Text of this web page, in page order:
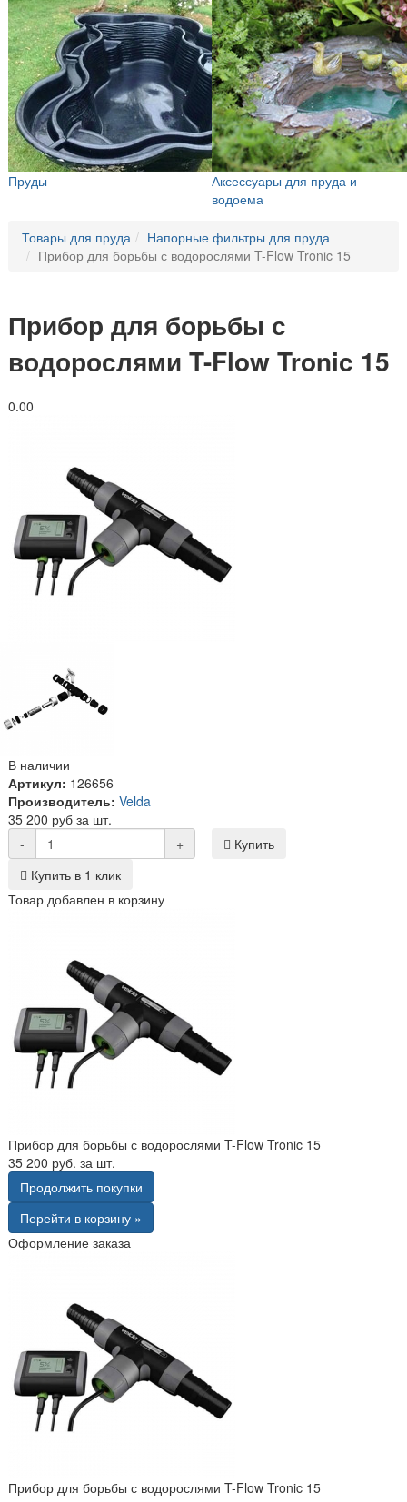
Пруды
Аксессуары для пруда и
водоема
Товары для пруда
Напорные фильтры для пруда
Прибор для борьбы с водорослями T-Flow Tronic 15
Прибор для борьбы с
водорослями T-Flow Tronic 15
0.00
В наличии
Артикул: 126656
Производитель: Velda
35 200 руб за шт.
-
+
Купить
Купить в 1 клик
Товар добавлен в корзину
Прибор для борьбы с водорослями T-Flow Tronic 15
35 200 руб. за шт.
Продолжить покупки
Перейти в корзину »
Оформление заказа
Прибор для борьбы с водорослями T-Flow Tronic 15